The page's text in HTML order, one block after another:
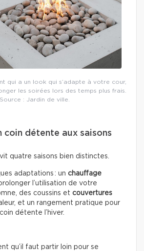
qui a un look qui s’adapte à votre cour,
les soirées lors des temps plus frais.
Source : Jardin de ville.
coin détente aux saisons
quatre saisons bien distinctes.
adaptations : un chauffage
l’utilisation de votre
des coussins et couvertures
et un rangement pratique pour
détente l’hiver.
qu’il faut partir loin pour se